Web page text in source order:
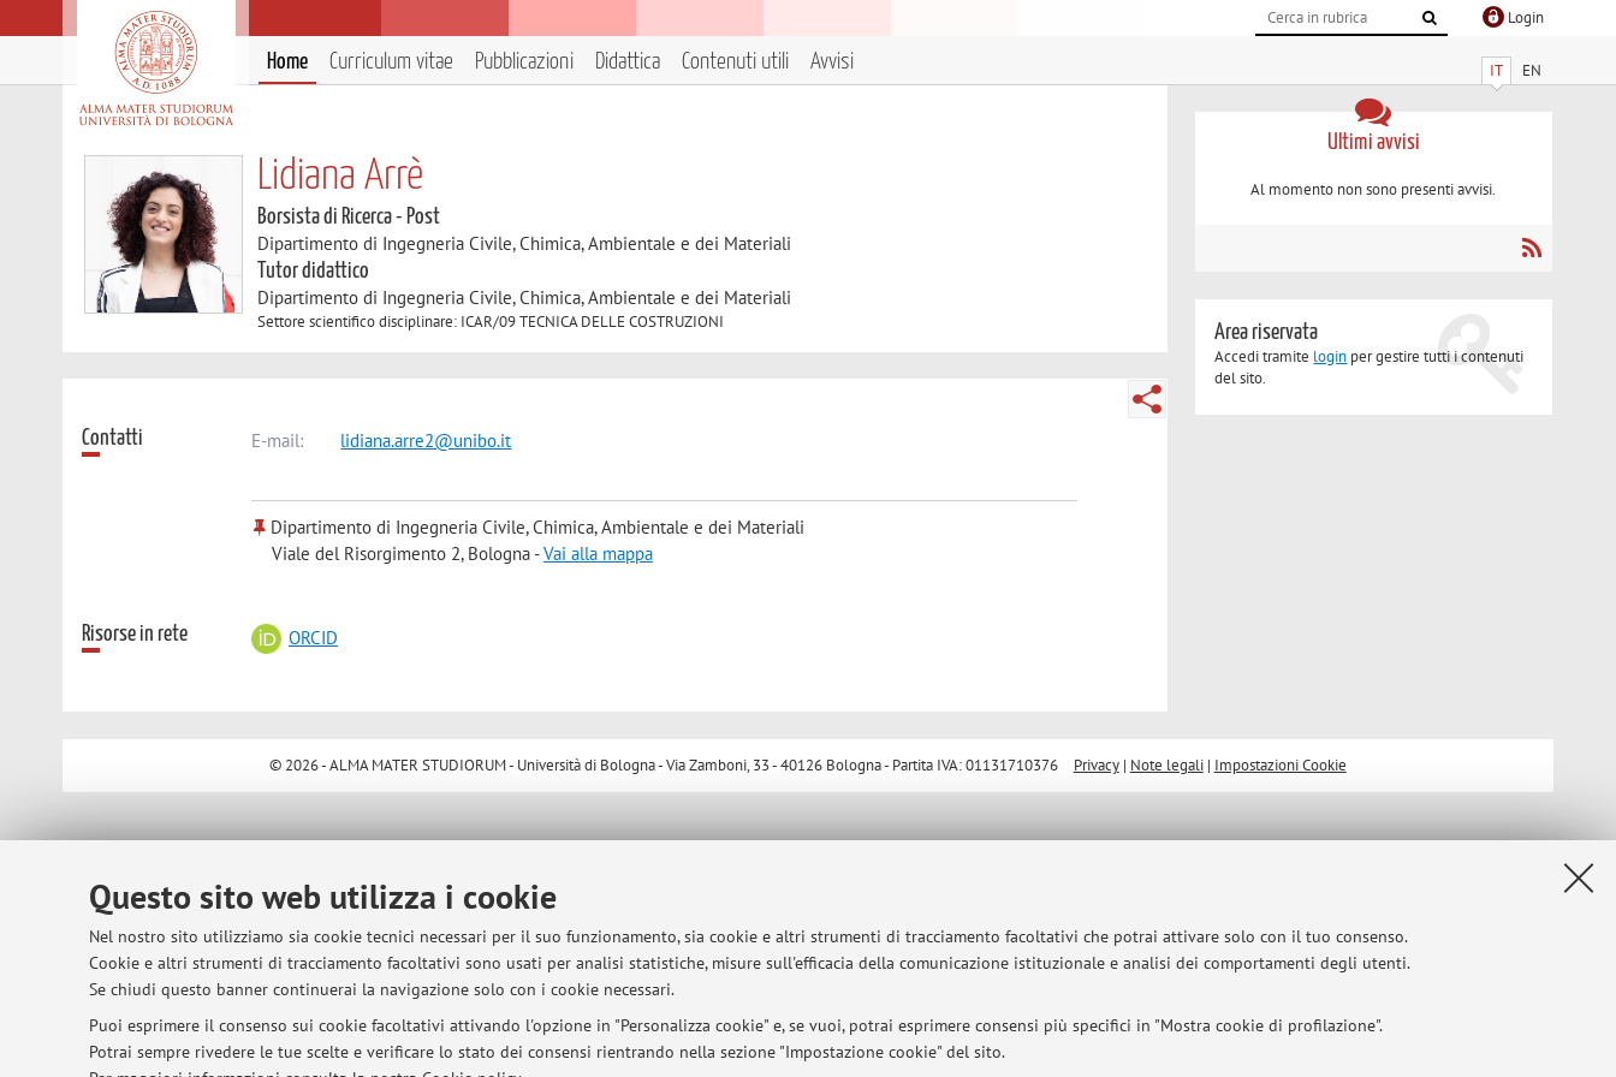
Questo sito web utilizza i cookie
Nel nostro sito utilizziamo sia cookie tecnici necessari per il suo funzionamento, sia cookie e altri strumenti di tracciamento facoltativi che potrai attivare solo con il tuo consenso.
Cookie e altri strumenti di tracciamento facoltativi sono usati per analisi statistiche, misure sull'efficacia della comunicazione istituzionale e analisi dei comportamenti degli utenti.
Se chiudi questo banner continuerai la navigazione solo con i cookie necessari.
Puoi esprimere il consenso sui cookie facoltativi attivando l'opzione in "Personalizza cookie" e, se vuoi, potrai esprimere consensi più specifici in "Mostra cookie di profilazione".
Potrai sempre rivedere le tue scelte e verificare lo stato dei consensi rientrando nella sezione "Impostazione cookie" del sito.
Login
IT EN
Home Curriculum vitae Pubblicazioni Didattica Contenuti utili Avvisi
Lidiana Arrè
Borsista di Ricerca - Post
Dipartimento di Ingegneria Civile, Chimica, Ambientale e dei Materiali
Tutor didattico
Dipartimento di Ingegneria Civile, Chimica, Ambientale e dei Materiali
Settore scientifico disciplinare: ICAR/09 TECNICA DELLE COSTRUZIONI
Contatti E-mail: lidiana.arre2@unibo.it
Dipartimento di Ingegneria Civile, Chimica, Ambientale e dei Materiali
Viale del Risorgimento 2, Bologna -Vai alla mappa
Risorse in rete ORCID
Ultimi avvisi
Al momento non sono presenti avvisi.
Area riservata
Accedi tramite login per gestire tutti i contenuti
del sito.
© 2026 - ALMA MATER STUDIORUM - Università di Bologna - Via Zamboni, 33 - 40126 Bologna - Partita IVA: 01131710376 Privacy| Note legali| Impostazioni Cookie